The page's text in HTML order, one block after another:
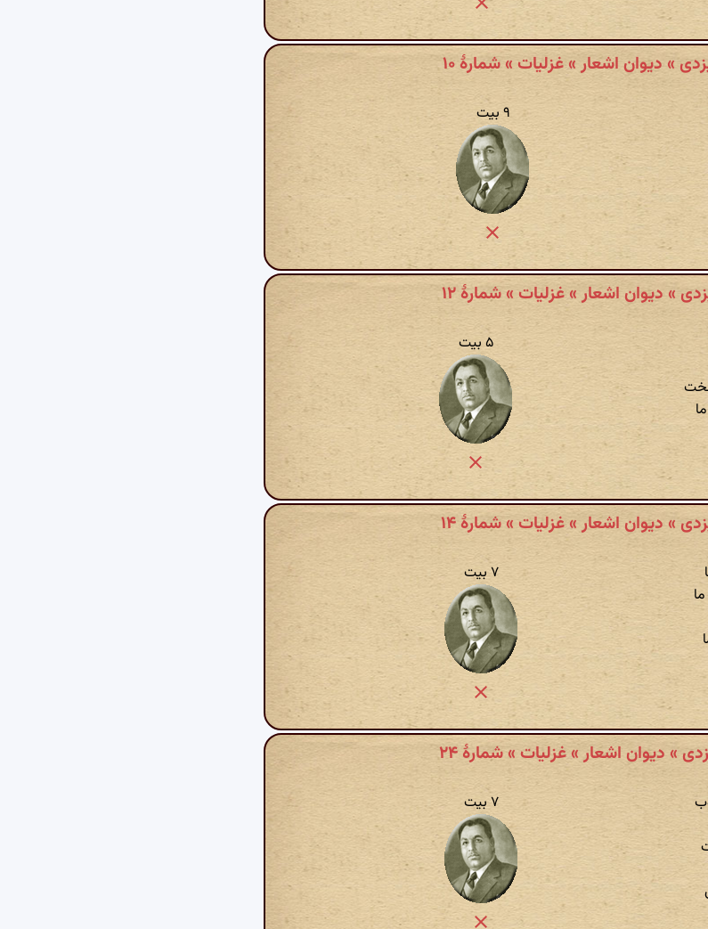
» دیوان اشعار » غزلیات » شمارهٔ ۱۰
۹ بیت
» دیوان اشعار » غزلیات » شمارهٔ ۱۲
۵ بیت
» دیوان اشعار » غزلیات » شمارهٔ ۱۴
۷ بیت
» دیوان اشعار » غزلیات » شمارهٔ ۲۴
۷ بیت